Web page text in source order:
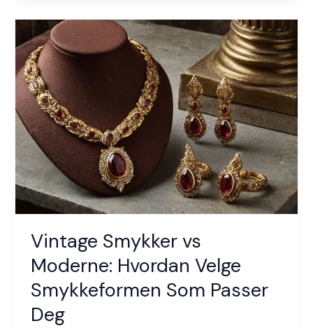
Vintage Smykker vs
Moderne: Hvordan Velge
Smykkeformen Som Passer
Deg
Vintage
Smykker
vs
Moderne:
Hvordan
Velge
Smykkeformen
Som
Passer
Deg